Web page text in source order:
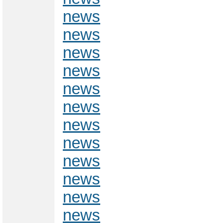
news
news
news
news
news
news
news
news
news
news
news
news